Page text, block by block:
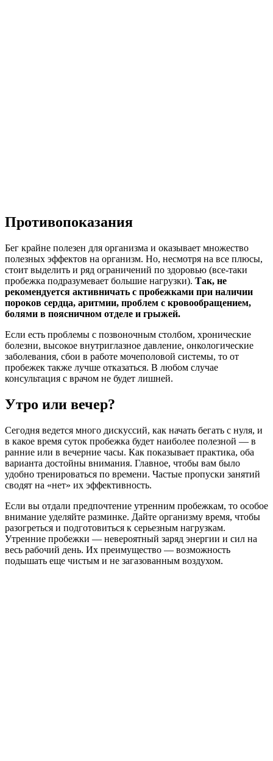
Противопоказания
Бег крайне полезен для организма и оказывает множество
полезных эффектов на организм. Но, несмотря на все плюсы,
стоит выделить и ряд ограничений по здоровью (все-таки
пробежка подразумевает большие нагрузки). Так, не
рекомендуется активничать с пробежками при наличии
пороков сердца, аритмии, проблем с кровообращением,
болями в поясничном отделе и грыжей.
Если есть проблемы с позвоночным столбом, хронические
болезни, высокое внутриглазное давление, онкологические
заболевания, сбои в работе мочеполовой системы, то от
пробежек также лучше отказаться. В любом случае
консультация с врачом не будет лишней.
Утро или вечер?
Сегодня ведется много дискуссий, как начать бегать с нуля, и
в какое время суток пробежка будет наиболее полезной — в
ранние или в вечерние часы. Как показывает практика, оба
варианта достойны внимания. Главное, чтобы вам было
удобно тренироваться по времени. Частые пропуски занятий
сводят на «нет» их эффективность.
Если вы отдали предпочтение утренним пробежкам, то особое
внимание уделяйте разминке. Дайте организму время, чтобы
разогреться и подготовиться к серьезным нагрузкам.
Утренние пробежки — невероятный заряд энергии и сил на
весь рабочий день. Их преимущество — возможность
подышать еще чистым и не загазованным воздухом.